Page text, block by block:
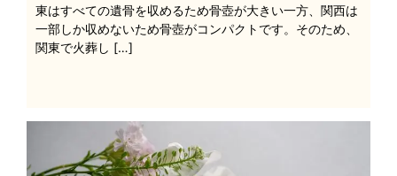
東はすべての遺骨を収めるため骨壺が大きい一方、関西は
一部しか収めないため骨壺がコンパクトです。そのため、
関東で火葬し […]